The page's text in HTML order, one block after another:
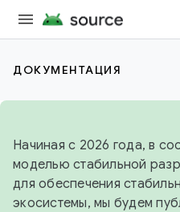
ДОКУМЕНТАЦИЯ
Начиная с 2026 года, в
моделью стабильной
для обеспечения
экосистемы, мы будем